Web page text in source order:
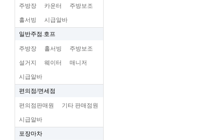
주방장 카운터 주방보조
홀서빙 시급알바
일반주점.호프
주방장 홀서빙 주방보조
설거지 웨이터 매니저
시급알바
편의점/면세점
편의점판매원 기타 판매점원
시급알바
포장마차